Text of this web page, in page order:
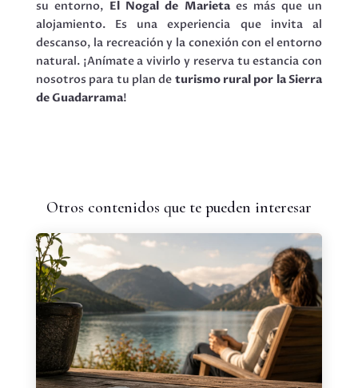
su entorno, El Nogal de Marietaes más que un
alojamiento. Es una experiencia que invita al
descanso, la recreación y la conexión con el entorno
natural. ¡Anímate a vivirlo y reserva tu estancia con
nosotros para tu plan de turismo rural por la Sierra
de Guadarrama!
Otros contenidos que te pueden interesar